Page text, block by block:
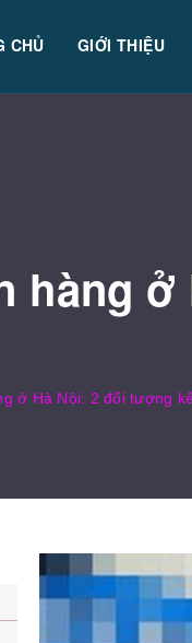
CHỦ GIỚI THIỆU
hàng
ở Hà Nội: 2 đối tượng